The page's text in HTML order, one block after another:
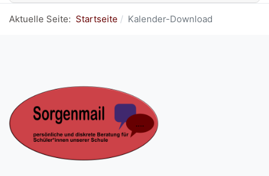
Aktuelle Seite: Startseite Kalender-Download